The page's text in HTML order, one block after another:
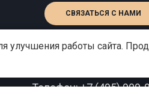
СВЯЗАТЬСЯ С НАМИ
Телефон:+7 (495) 909-
работы сайта.